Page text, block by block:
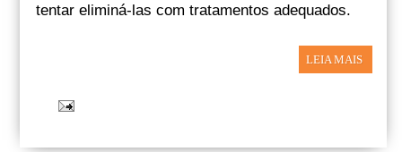
tentar eliminá-las com tratamentos adequados.
LEIA MAIS